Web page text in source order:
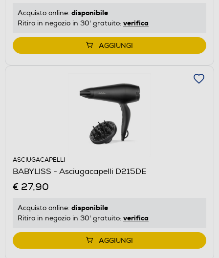
Acquisto online: disponibile
Ritiro in negozio in 30' gratuito: verifica
AGGIUNGI
ASCIUGACAPELLI
BABYLISS - Asciugacapelli D215DE
€ 27,90
Acquisto online: disponibile
Ritiro in negozio in 30' gratuito: verifica
AGGIUNGI